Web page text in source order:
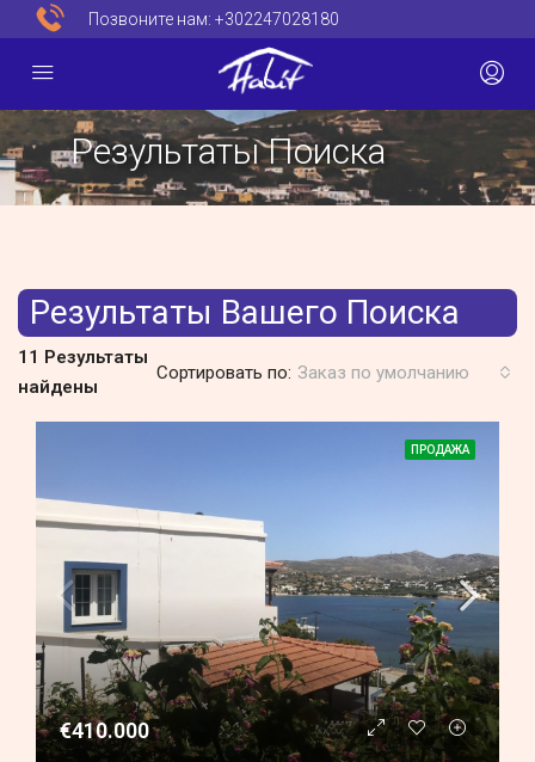
Позвоните нам: +302247028180
Результаты Поиска
Результаты Вашего Поиска
11 Результаты
найдены
Сортировать по: Заказ по умолчанию
ПРОДАЖА
€410.000